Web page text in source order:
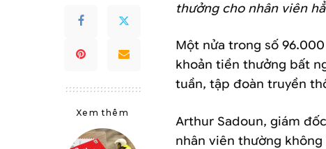
Xem thêm
thưởng cho nhân viên
Một nửa trong số
khoản tiền thưởng bất
tuần, tập đoàn truyền
Arthur Sadoun, giám
nhân viên thường